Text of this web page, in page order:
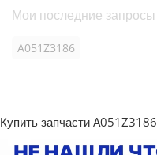
Мои последние запросы
A051Z3186
Купить запчасти A051Z3186